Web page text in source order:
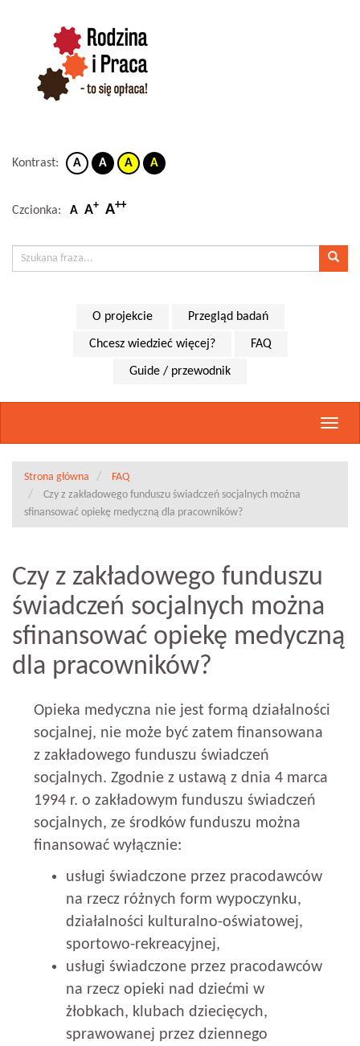
Kontrast: A A A A
Czcionka: A A+ A++
O projekcie Przegląd badań
Chcesz wiedzieć więcej? FAQ
Guide / przewodnik
Strona główna
FAQ
Czy z zakładowego funduszu świadczeń socjalnych można
sfinansować opiekę medyczną dla pracowników?
Czy z zakładowego funduszu
świadczeń socjalnych można
sfinansować opiekę medyczną
dla pracowników?
Opieka medyczna nie jest formą działalności
socjalnej, nie może być zatem finansowana
z zakładowego funduszu świadczeń
socjalnych. Zgodnie z ustawą z dnia 4 marca
1994 r. o zakładowym funduszu świadczeń
socjalnych, ze środków funduszu można
finansować wyłącznie:
usługi świadczone przez pracodawców
na rzecz różnych form wypoczynku,
działalności kulturalno-oświatowej,
sportowo-rekreacyjnej,
usługi świadczone przez pracodawców
na rzecz opieki nad dziećmi w
żłobkach, klubach dziecięcych,
sprawowanej przez dziennego